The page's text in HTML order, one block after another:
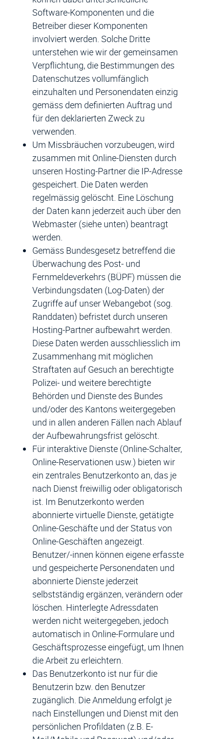
Software-Komponenten und die
Betreiber dieser Komponenten
involviert werden. Solche Dritte
unterstehen wie wir der gemeinsamen
Verpflichtung, die Bestimmungen des
Datenschutzes vollumfänglich
einzuhalten und Personendaten einzig
gemäss dem definierten Auftrag und
für den deklarierten Zweck zu
verwenden.
Um Missbräuchen vorzubeugen, wird
zusammen mit Online-Diensten durch
unseren Hosting-Partner die IP-Adresse
gespeichert. Die Daten werden
regelmässig gelöscht. Eine Löschung
der Daten kann jederzeit auch über den
Webmaster (siehe unten) beantragt
werden.
Gemäss Bundesgesetz betreffend die
Überwachung des Post- und
Fernmeldeverkehrs (BÜPF) müssen die
Verbindungsdaten (Log-Daten) der
Zugriffe auf unser Webangebot (sog.
Randdaten) befristet durch unseren
Hosting-Partner aufbewahrt werden.
Diese Daten werden ausschliesslich im
Zusammenhang mit möglichen
Straftaten auf Gesuch an berechtigte
Polizei- und weitere berechtigte
Behörden und Dienste des Bundes
und/oder des Kantons weitergegeben
und in allen anderen Fällen nach Ablauf
der Aufbewahrungsfrist gelöscht.
Für interaktive Dienste (Online-Schalter,
Online-Reservationen usw.) bieten wir
ein zentrales Benutzerkonto an, das je
nach Dienst freiwillig oder obligatorisch
ist. Im Benutzerkonto werden
abonnierte virtuelle Dienste, getätigte
Online-Geschäfte und der Status von
Online-Geschäften angezeigt.
Benutzer/-innen können eigene erfasste
und gespeicherte Personendaten und
abonnierte Dienste jederzeit
selbstständig ergänzen, verändern oder
löschen. Hinterlegte Adressdaten
werden nicht weitergegeben, jedoch
automatisch in Online-Formulare und
Geschäftsprozesse eingefügt, um Ihnen
die Arbeit zu erleichtern.
Das Benutzerkonto ist nur für die
Benutzerin bzw. den Benutzer
zugänglich. Die Anmeldung erfolgt je
nach Einstellungen und Dienst mit den
persönlichen Profildaten (z.B. E-